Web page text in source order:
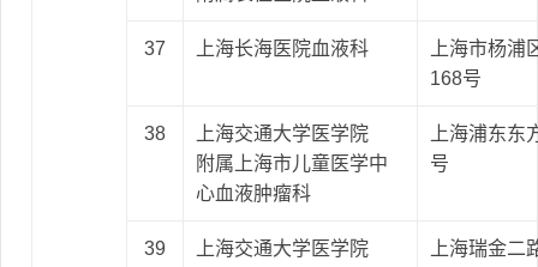
37 上海长海医院血液科
上海市杨浦
168号
38
上海交通大学医学院
附属上海市儿童医学中
心血液肿瘤科
上海浦东东
号
39
上海交通大学医学院
上海瑞金二